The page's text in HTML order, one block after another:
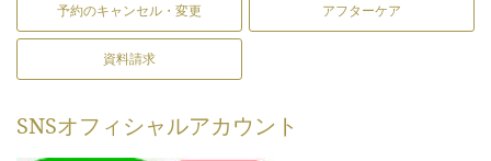
予約のキャンセル・変更 アフターケア
資料請求
SNSオフィシャルアカウント